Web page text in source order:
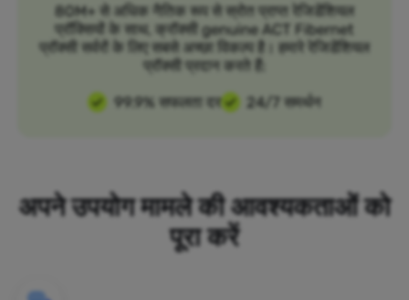
80M+ से अधिक नैतिक रूप से स्रोत प्राप्त रेजिडेंशियल
प्रॉक्सियों के साथ, क्रॉक्सी genuine ACT Fibernet
प्रॉक्सी सर्वरों के लिए सबसे अच्छा विकल्प है। हमारे रेजिडेंशियल
प्रॉक्सी प्रदान करते हैं:
99.9% सफलता दर
24/7 समर्थन
अपने उपयोग मामले की आवश्यकताओं को
पूरा करें